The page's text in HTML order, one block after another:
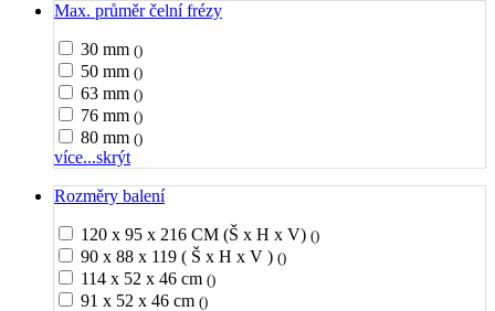
Max. průměr čelní frézy
30 mm ()
50 mm ()
63 mm ()
76 mm ()
80 mm ()
více...skrýt
Rozměry balení
120 x 95 x 216 CM (Š x H x V) ()
90 x 88 x 119 ( Š x H x V ) ()
114 x 52 x 46 cm ()
91 x 52 x 46 cm ()